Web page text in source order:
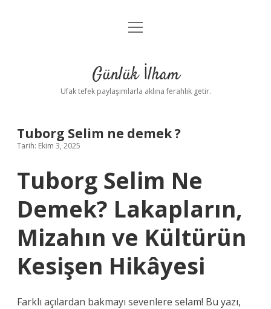
Anasayfa
Yasal Uyarı
menüyü
Günlük İlham
Ufak tefek paylaşımlarla aklına ferahlık getir.
Tuborg Selim ne demek ?
Tarih: Ekim 3, 2025
Tuborg Selim Ne
Demek? Lakapların,
Mizahın ve Kültürün
Kesişen Hikâyesi
Farklı açılardan bakmayı sevenlere selam! Bu yazı,